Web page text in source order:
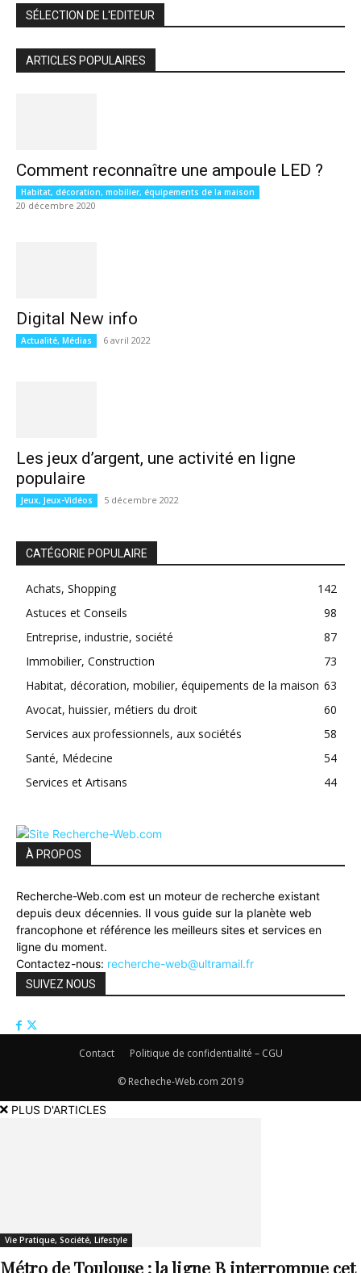
SÉLECTION DE L'EDITEUR
ARTICLES POPULAIRES
Comment reconnaître une ampoule LED ?
Habitat, décoration, mobilier, équipements de la maison
20 décembre 2020
Digital New info
Actualité, Médias 6 avril 2022
Les jeux d’argent, une activité en ligne
populaire
Jeux, Jeux-Vidéos 5 décembre 2022
CATÉGORIE POPULAIRE
Achats, Shopping
142
Astuces et Conseils
98
Entreprise, industrie, société
87
Immobilier, Construction
73
Habitat, décoration, mobilier, équipements de la maison 63
Avocat, huissier, métiers du droit
60
Services aux professionnels, aux sociétés
58
Santé, Médecine
54
Services et Artisans
44
À PROPOS
Recherche-Web.com est un moteur de recherche existant
depuis deux décennies. Il vous guide sur la planète web
francophone et référence les meilleurs sites et services en
ligne du moment.
Contactez-nous: recherche-web@ultramail.fr
SUIVEZ NOUS
Contact Politique de confidentialité – CGU
© Recheche-Web.com 2019
PLUS D'ARTICLES
Vie Pratique, Société, Lifestyle
Métro de Toulouse : la ligne B interrompue cet